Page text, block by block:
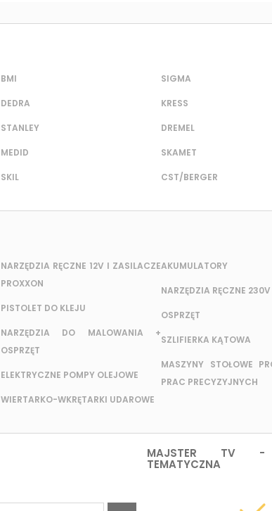
BMI
DEDRA
STANLEY
MEDID
SKIL
SIGMA
KRESS
DREMEL
SKAMET
CST/BERGER
NARZĘDZIA RĘCZNE 12V I ZASILACZE
PROXXON
PISTOLET DO KLEJU
NARZĘDZIA DO MALOWANIA +
OSPRZĘT
ELEKTRYCZNE POMPY OLEJOWE
WIERTARKO-WKRĘTARKI UDAROWE
AKUMULATORY
NARZĘDZIA RĘCZNE
OSPRZĘT
SZLIFIERKA KĄTOWA
MASZYNY STOŁOWE
PRAC PRECYZYJNYCH
MAJSTER TV -
TEMATYCZNA